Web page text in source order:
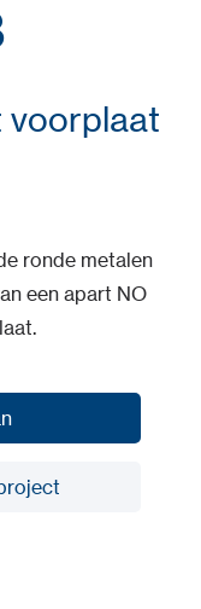
voorplaat
ronde metalen
een apart NO